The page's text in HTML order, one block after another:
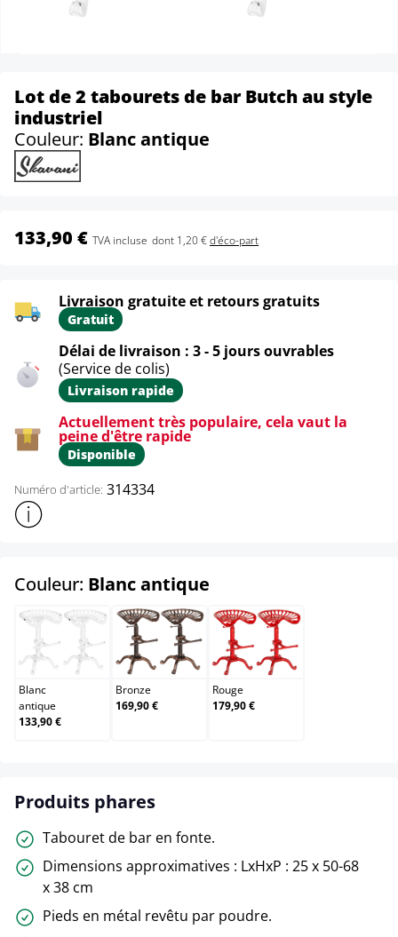
Lot de 2 tabourets de bar Butch au style
industriel
Couleur: Blanc antique
133,90 € TVA incluse dont 1,20 €d'éco-part
Livraison gratuite et retours gratuits
Gratuit
Délai de livraison : 3 - 5 jours ouvrables
(Service de colis)
Livraison rapide
Actuellement très populaire, cela vaut la
peine d'être rapide
Disponible
Numéro d'article: 314334
Afficher plus d'informations sur le produit
Couleur: Blanc antique
Blanc antique
Blanc
antique
133,90 €
Bronze
Bronze
169,90 €
Rouge
Rouge
179,90 €
Produits phares
Tabouret de bar en fonte.
Dimensions approximatives : LxHxP : 25 x 50-68
x 38 cm
Pieds en métal revêtu par poudre.